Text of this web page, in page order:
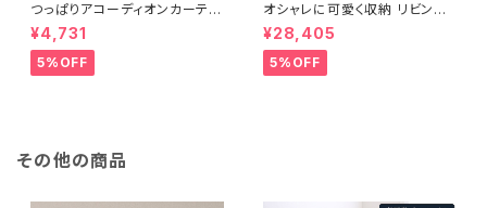
つっぱりアコーディオンカーテ
ン 100×174cm SH-16-TA
DC
¥4,731
5%OFF
オシャレに可愛く収納 リビング
用ローチェスト 4段 幅90cm
天然木（桐）日本製｜petora-
ペトラ- SH-08-PTR90
¥28,405
5%OFF
その他の商品